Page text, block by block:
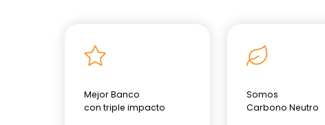
Mejor Banco
con triple impacto
Somos
Carbono Neutro